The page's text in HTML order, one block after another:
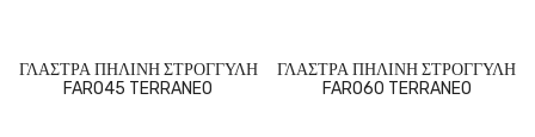
ΓΛΑΣΤΡΑ ΠΗΛΙΝΗ ΣΤΡΟΓΓΥΛΗ
FARO45 TERRANEO
ΓΛΑΣΤΡΑ ΠΗΛΙΝΗ ΣΤΡΟΓΓΥΛΗ
FARO60 TERRANEO